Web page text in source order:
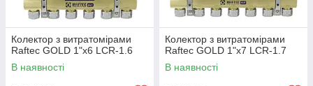
Колектор з витратомірами
Raftec GOLD 1"х6 LCR-1.6
В наявності
Колектор з витратомірами
Raftec GOLD 1"х7 LCR-1.7
В наявності